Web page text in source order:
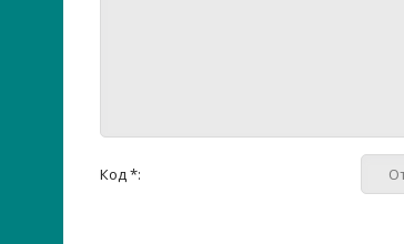
Код *: